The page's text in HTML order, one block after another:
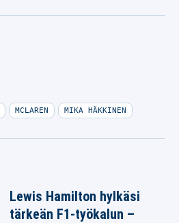
MCLAREN MIKA HÄKKINEN
Lewis Hamilton hylkäsi
tärkeän F1-työkalun –